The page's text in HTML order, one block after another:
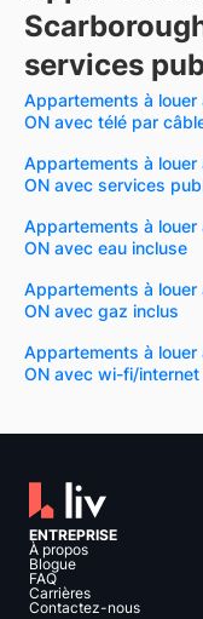
services
Appartements à louer
ON avec télé par
Appartements à louer
ON avec services
Appartements à louer
ON avec eau incluse
Appartements à louer
ON avec gaz inclus
Appartements à louer
ON avec wi-fi/internet
ENTREPRISE
À propos
Blogue
FAQ
Carrières
Contactez-nous